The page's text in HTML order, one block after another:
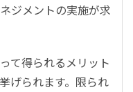
ジメントの実施が求
て得られるメリット
げられます。限られ